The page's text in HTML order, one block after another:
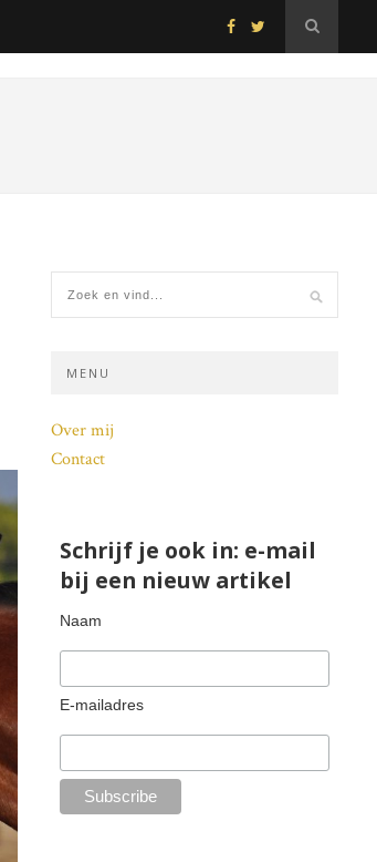
MENU
Over mij
Contact
Schrijf je ook in: e-mail
bij een nieuw artikel
Naam
E-mailadres